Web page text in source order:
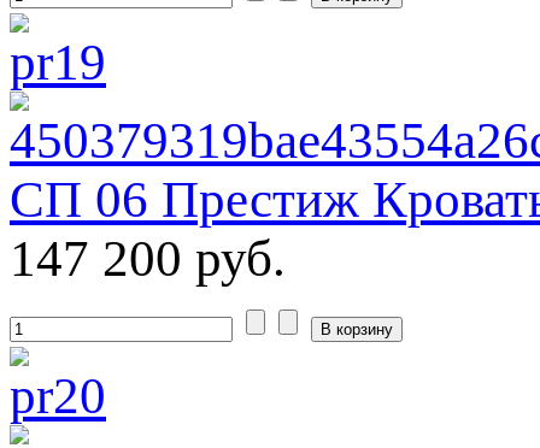
СП 06 Престиж
147 200 руб.